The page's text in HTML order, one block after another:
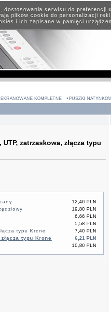
dostosowania serwisu do
plików cookie do personalizacji
i ich zapisane w pamięci
KOMPLETNE PUSZKI
zatrzaskowa, złącza typu
12,40 PLN
19,80 PLN
6,66 PLN
5,58 PLN
7,40 PLN
typu Krone
6,21 PLN
typu Krone
10,80 PLN